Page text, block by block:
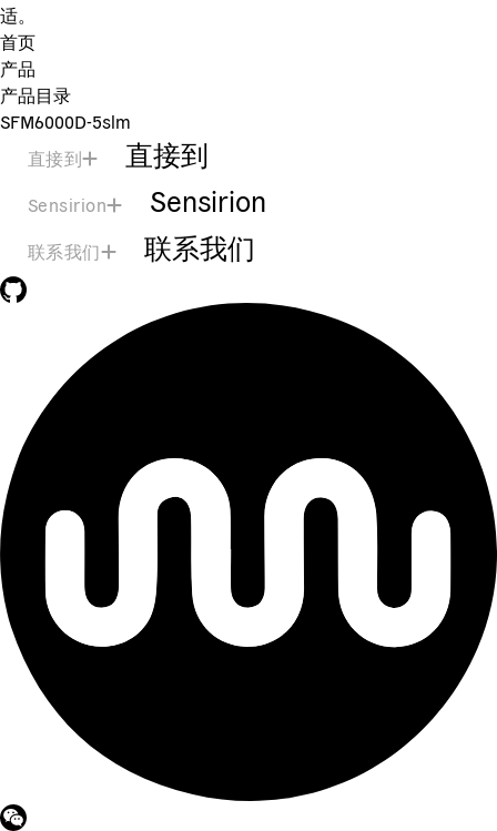
适。
首页
产品
产品目录
SFM6000D-5slm
直接到
直接到
Sensirion Sensirion
联系我们 联系我们